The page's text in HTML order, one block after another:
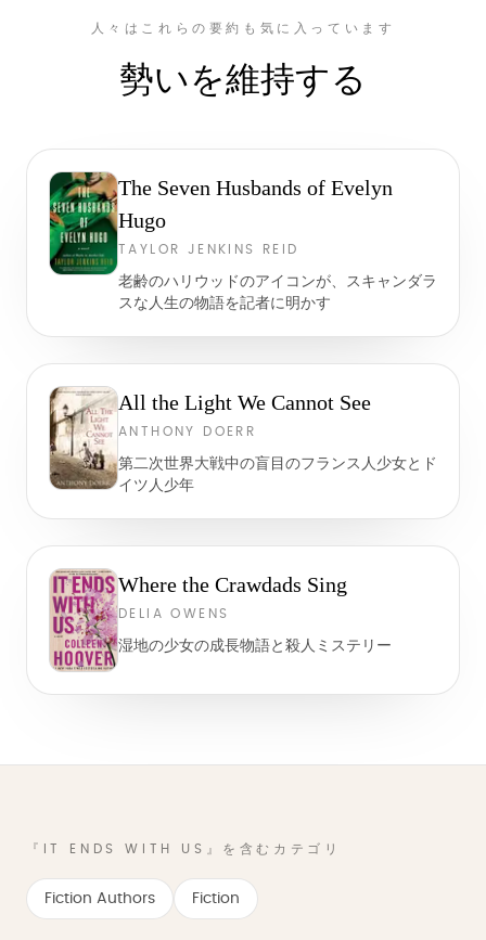
人々はこれらの要約も気に入っています
勢いを維持する
The Seven Husbands of Evelyn
Hugo
TAYLOR JENKINS REID
老齢のハリウッドのアイコンが、スキャンダラ
スな人生の物語を記者に明かす
All the Light We Cannot See
ANTHONY DOERR
第二次世界大戦中の盲目のフランス人少女とド
イツ人少年
Where the Crawdads Sing
DELIA OWENS
湿地の少女の成長物語と殺人ミステリー
『IT ENDS WITH US』を含むカテゴリ
Fiction Authors Fiction